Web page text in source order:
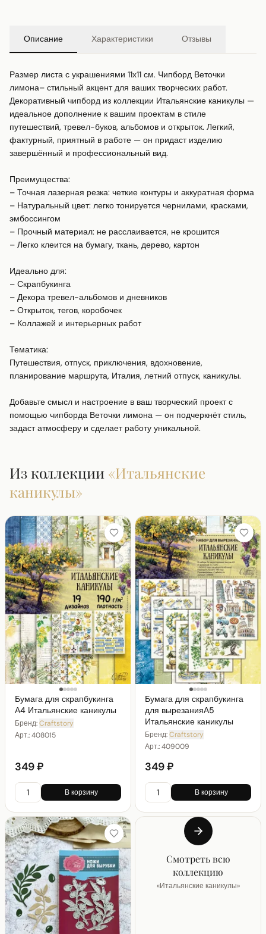
Описание Характеристики Отзывы
Размер листа с украшениями 11х11 см. Чипборд Веточки
лимона– стильный акцент для ваших творческих работ.
Декоративный чипборд из коллекции Итальянские каникулы —
идеальное дополнение к вашим проектам в стиле
путешествий, тревел-буков, альбомов и открыток. Легкий,
фактурный, приятный в работе — он придаст изделию
завершённый и профессиональный вид.
Преимущества:
– Точная лазерная резка: четкие контуры и аккуратная форма
– Натуральный цвет: легко тонируется чернилами, красками,
эмбоссингом
– Прочный материал: не расслаивается, не крошится
– Легко клеится на бумагу, ткань, дерево, картон
Идеально для:
– Скрапбукинга
– Декора тревел-альбомов и дневников
– Открыток, тегов, коробочек
– Коллажей и интерьерных работ
Тематика:
Путешествия, отпуск, приключения, вдохновение,
планирование маршрута, Италия, летний отпуск, каникулы.
Добавьте смысл и настроение в ваш творческий проект с
помощью чипборда Веточки лимона — он подчеркнёт стиль,
задаст атмосферу и сделает работу уникальной.
Из коллекции «Итальянские
каникулы»
Бумага для скрапбукинга
А4 Итальянские каникулы
Бренд:Craftstory
Арт.:408015
349 ₽
В корзину
Бумага для скрапбукинга
для вырезанияА5
Итальянские каникулы
Бренд:Craftstory
Арт.:409009
349 ₽
В корзину
Смотреть всю
коллекцию
«Итальянские каникулы»